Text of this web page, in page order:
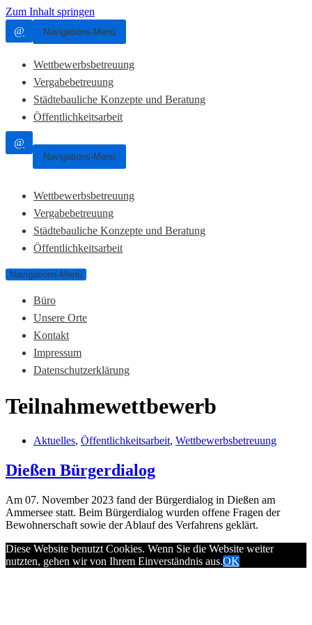
Zum Inhalt springen
@
Navigations-Menü
Wettbewerbsbetreuung
Vergabebetreuung
Städtebauliche Konzepte und Beratung
Öffentlichkeitsarbeit
@
Navigations-Menü
Wettbewerbsbetreuung
Vergabebetreuung
Städtebauliche Konzepte und Beratung
Öffentlichkeitsarbeit
Navigations-Menü
Büro
Unsere Orte
Kontakt
Impressum
Datenschutzerklärung
Teilnahmewettbewerb
Aktuelles, Öffentlichkeitsarbeit, Wettbewerbsbetreuung
Dießen Bürgerdialog
Am 07. November 2023 fand der Bürgerdialog in Dießen am
Ammersee statt. Beim Bürgerdialog wurden offene Fragen der
Bewohnerschaft sowie der Ablauf des Verfahrens geklärt.
Diese Website benutzt Cookies. Wenn Sie die Website weiter
nutzten, gehen wir von Ihrem Einverständnis aus.OK